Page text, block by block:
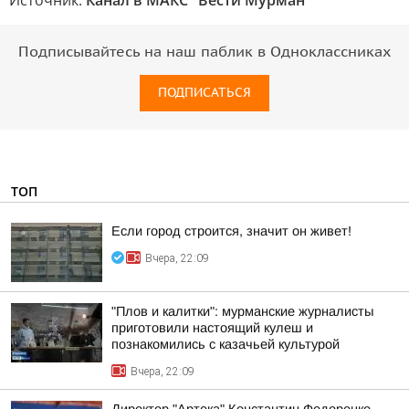
Подписывайтесь на наш паблик в Одноклассниках
ПОДПИСАТЬСЯ
ТОП
Если город строится, значит он живет!
Вчера, 22:09
"Плов и калитки": мурманские журналисты
приготовили настоящий кулеш и
познакомились с казачьей культурой
Вчера, 22:09